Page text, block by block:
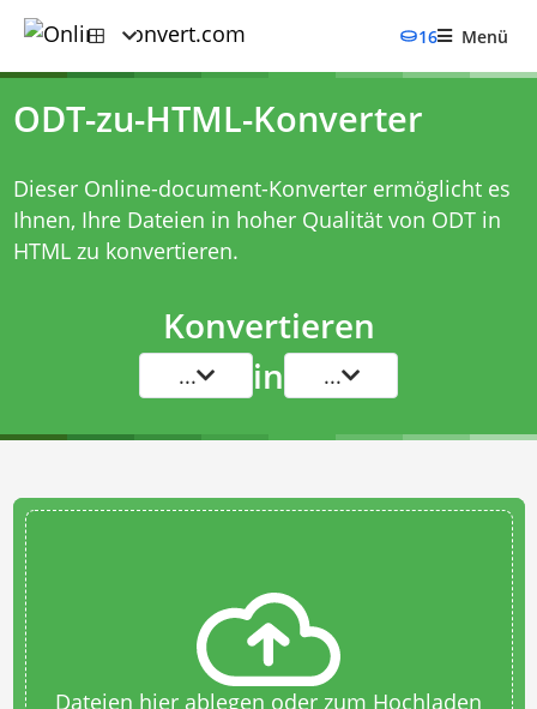
16 Menü
ODT-zu-HTML-Konverter
Dieser Online-document-Konverter ermöglicht es
Ihnen, Ihre Dateien in hoher Qualität von ODT in
HTML zu konvertieren.
Konvertieren
... in ...
Dateien hier ablegen oder zum Hochladen